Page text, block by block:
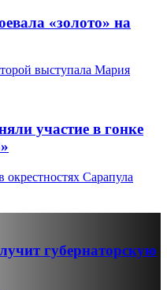
«золото» на
выступала Мария
участие в гонке
Сарапула
губернаторскую